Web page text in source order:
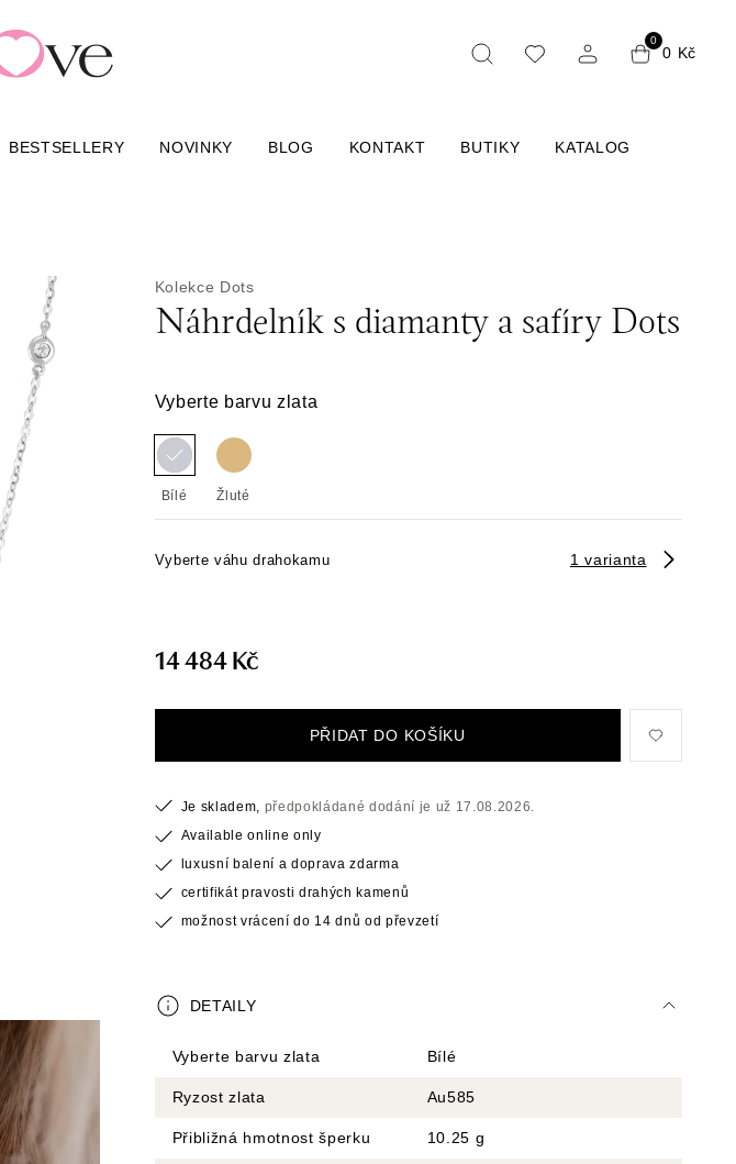
0
0 Kč
BESTSELLERY NOVINKY BLOG KONTAKT BUTIKY KATALOG
Kolekce Dots
Náhrdelník s diamanty a safíry Dots
Vyberte barvu zlata
Bílé Žluté
Vyberte váhu drahokamu 1 varianta
14 484 Kč
PŘIDAT DO KOŠÍKU
Je skladem, předpokládané dodání je už 17.08.2026.
Available online only
luxusní balení a doprava zdarma
certifikát pravosti drahých kamenů
možnost vrácení do 14 dnů od převzetí
DETAILY
Vyberte barvu zlata Bílé
Ryzost zlata Au585
Přibližná hmotnost šperku 10.25 g